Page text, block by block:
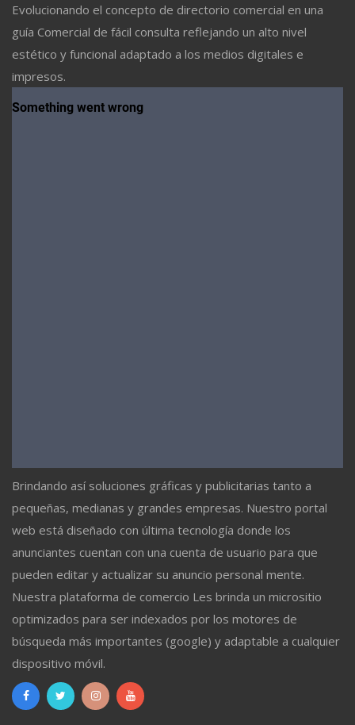
Evolucionando el concepto de directorio comercial en una
guía Comercial de fácil consulta reflejando un alto nivel
estético y funcional adaptado a los medios digitales e
impresos.
Brindando así soluciones gráficas y publicitarias tanto a
pequeñas, medianas y grandes empresas. Nuestro portal
web está diseñado con última tecnología donde los
anunciantes cuentan con una cuenta de usuario para que
pueden editar y actualizar su anuncio personal mente.
Nuestra plataforma de comercio Les brinda un micrositio
optimizados para ser indexados por los motores de
búsqueda más importantes (google) y adaptable a cualquier
dispositivo móvil.